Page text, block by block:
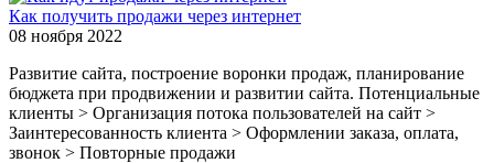
Как получить продажи через интернет
08 ноября 2022
Развитие сайта, построение воронки продаж, планирование
бюджета при продвижении и развитии сайта. Потенциальные
клиенты > Организация потока пользователей на сайт >
Заинтересованность клиента > Оформлении заказа, оплата,
звонок > Повторные продажи